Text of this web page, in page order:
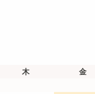
木 金